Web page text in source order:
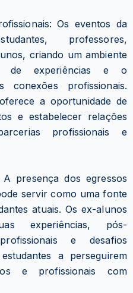
Os eventos da
professores,
criando um ambiente
de experiências e o
conexões profissionais.
a oportunidade de
e estabelecer relações
profissionais e
presença dos egressos
servir como uma fonte
atuais. Os ex-alunos
experiências, pós-
e desafios
a perseguirem
e profissionais com